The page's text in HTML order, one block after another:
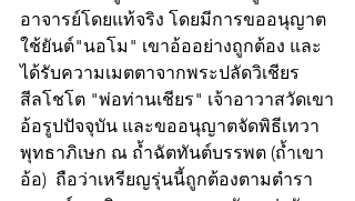
อาจารย์โดยแท้จริง โดยมีการขออนุญาต
ใช้ยันต์"นอโม" เขาอ้ออย่างถูกต้อง และ
ได้รับความเมตตาจากพระปลัดวิเชียร
สีลโชโต "พ่อท่านเชียร" เจ้าอาวาสวัดเขา
อ้อรูปปัจจุบัน และขออนุญาตจัดพิธีเทวา
พุทธาภิเษก ณ ถ้ำฉัตทันต์บรรพต (ถ้ำเขา
อ้อ)  ถือว่าเหรียญรุ่นนี้ถูกต้องตามตำรา